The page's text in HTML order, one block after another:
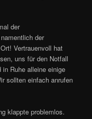
der
der
Vertrauenvoll hat
uns für den Notfall
Ruhe alleine einige
sollten einfach anrufen
klappte problemlos.